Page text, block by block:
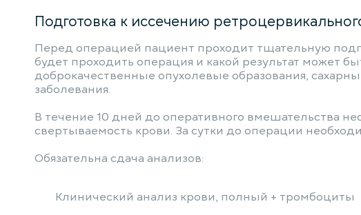
Подготовка к иссечению
Перед операцией пациент проходит тщательную
будет проходить операция и какой результат может
доброкачественные опухолевые образования,
заболевания.
В течение 10 дней до оперативного вмешательства
свертываемость крови. За сутки до операции
Обязательна сдача анализов:
Клинический анализ крови, полный + тромбоциты